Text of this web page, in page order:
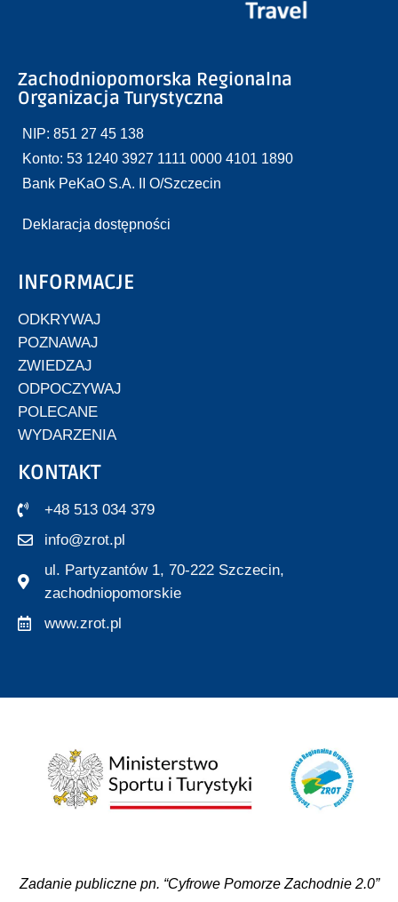
Zachodniopomorska Regionalna
Organizacja Turystyczna
NIP: 851 27 45 138
Konto: 53 1240 3927 1111 0000 4101 1890
Bank PeKaO S.A. II O/Szczecin
Deklaracja dostępności
INFORMACJE
ODKRYWAJ
POZNAWAJ
ZWIEDZAJ
ODPOCZYWAJ
POLECANE
WYDARZENIA
KONTAKT
+48 513 034 379
info@zrot.pl
ul. Partyzantów 1, 70-222 Szczecin,
zachodniopomorskie
www.zrot.pl
Zadanie publiczne pn. “Cyfrowe Pomorze Zachodnie 2.0”